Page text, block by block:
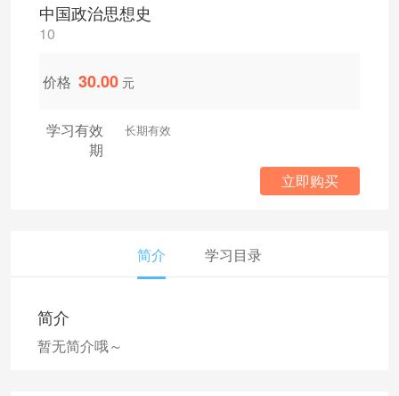
中国政治思想史
10
价格 30.00 元
学习有效
期
长期有效
立即购买
简介 学习目录
简介
暂无简介哦～